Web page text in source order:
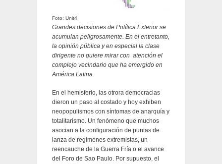
Foto: Unit4
Grandes decisiones de Política Exterior se
acumulan peligrosamente. En el entretanto,
la opinión pública y en especial la clase
dirigente no quiere mirar con atención el
complejo vecindario que ha emergido en
América Latina.
En el hemisferio, las otrora democracias
dieron un paso al costado y hoy exhiben
neopopulismos con síntomas de anarquía y
totalitarismo. Un fenómeno que muchos
asocian a la configuración de puntas de
lanza de regímenes extremistas, un
reencauche de la Guerra Fría o el avance
del Foro de Sao Paulo. Por supuesto, el